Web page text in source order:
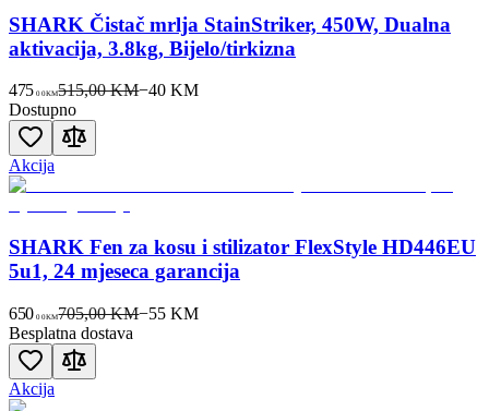
SHARK Čistač mrlja StainStriker, 450W, Dualna
aktivacija, 3.8kg, Bijelo/tirkizna
475 00KM515,00 KM−40 KM
Dostupno
Akcija
SHARK Fen za kosu i stilizator FlexStyle HD446EU
5u1, 24 mjeseca garancija
650 00KM705,00 KM−55 KM
Besplatna dostava
Akcija